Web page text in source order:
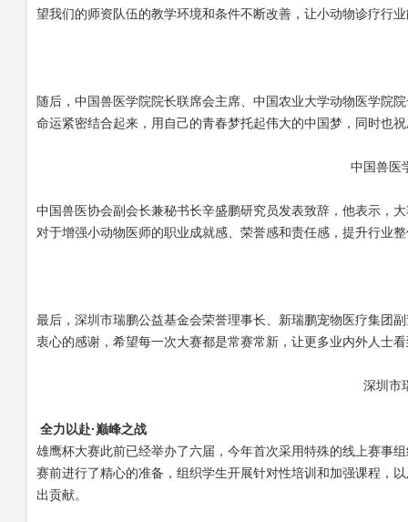
望我们的师资队伍的教学环境和条件不断改善，让小动物诊疗行
随后，中国兽医学院院长联席会主席、中国农业大学动物医学院
命运紧密结合起来，用自己的青春梦托起伟大的中国梦，同时也
中国兽医
中国兽医协会副会长兼秘书长辛盛鹏研究员发表致辞，他表示，
对于增强小动物医师的职业成就感、荣誉感和责任感，提升行业
最后，深圳市瑞鹏公益基金会荣誉理事长、新瑞鹏宠物医疗集团
衷心的感谢，希望每一次大赛都是常赛常新，让更多业内外人士
深圳市
全力以赴·巅峰之战
雄鹰杯大赛此前已经举办了六届，今年首次采用特殊的线上赛事
赛前进行了精心的准备，组织学生开展针对性培训和加强课程，
出贡献。